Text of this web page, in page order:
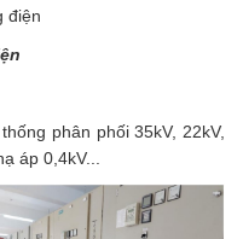
điện
phân phối 35kV, 22kV,
áp 0,4kV...